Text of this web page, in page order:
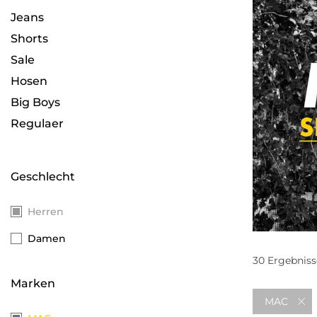
Jeans
Shorts
Sale
Hosen
Big Boys
Regulaer
Geschlecht
Herren
Damen
Marken
30
MAC